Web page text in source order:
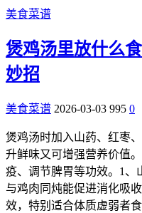
美食菜谱
煲鸡汤里放什么
妙招
美食菜谱 2026-03-03 995 0
煲鸡汤时加入山药、红枣
升鲜味又可增强营养价值
疫、调节脾胃等功效。1、
与鸡肉同炖能促进消化吸
效，特别适合体质虚弱者